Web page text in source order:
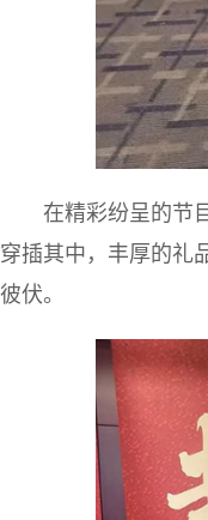
在精彩纷呈的节
穿插其中，丰厚的礼
彼伏。